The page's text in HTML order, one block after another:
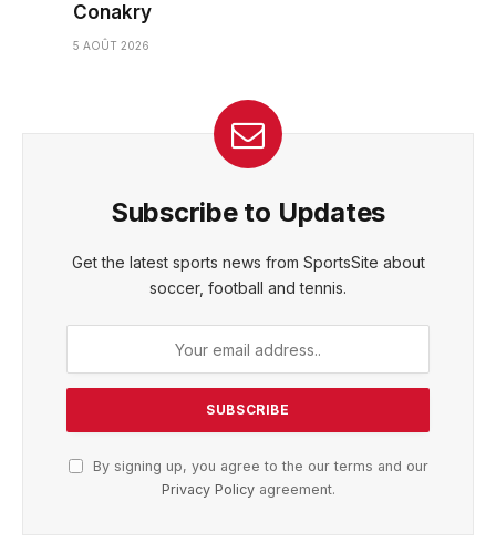
Conakry
5 AOÛT 2026
Subscribe to Updates
Get the latest sports news from SportsSite about
soccer, football and tennis.
By signing up, you agree to the our terms and our
Privacy Policyagreement.